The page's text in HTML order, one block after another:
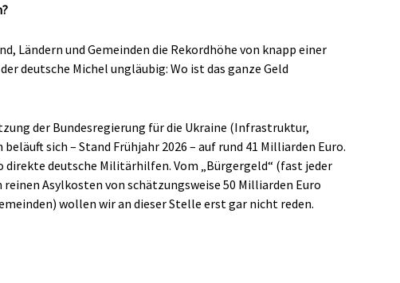
Ländern und Gemeinden die Rekordhöhe von knapp einer
deutsche Michel ungläubig: Wo ist das ganze Geld
der Bundesregierung für die Ukraine (Infrastruktur,
sich – Stand Frühjahr 2026 – auf rund 41 Milliarden Euro.
direkte deutsche Militärhilfen. Vom „Bürgergeld“ (fast jeder
Asylkosten von schätzungsweise 50 Milliarden Euro
wollen wir an dieser Stelle erst gar nicht reden.